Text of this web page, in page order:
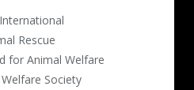
Rescue
for Animal Welfare
Society